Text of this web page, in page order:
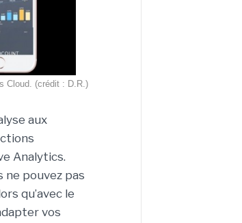
Cloud. (crédit : D.R.)
aux
Analytics.
ne pouvez pas
qu’avec le
vos